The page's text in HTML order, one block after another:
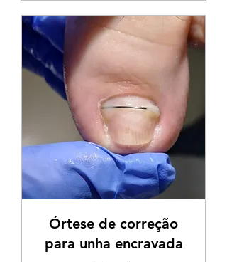
Órtese de correção
para unha encravada